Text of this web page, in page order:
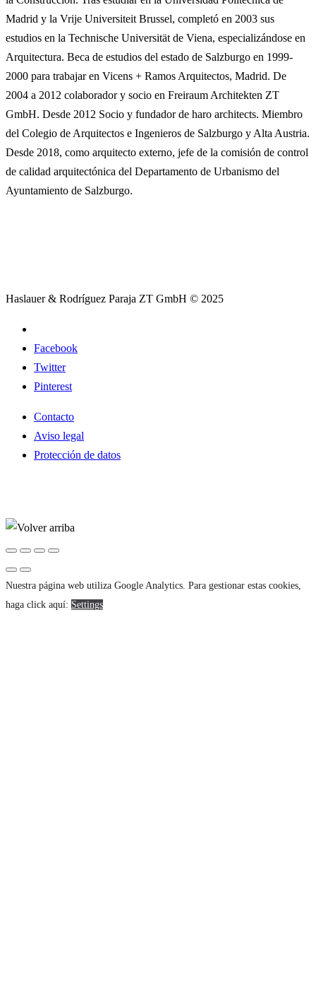
Madrid y la Vrije Universiteit Brussel, completó en 2003 sus
estudios en la Technische Universität de Viena, especializándose en
Arquitectura. Beca de estudios del estado de Salzburgo en 1999-
2000 para trabajar en Vicens + Ramos Arquitectos, Madrid. De
2004 a 2012 colaborador y socio en Freiraum Architekten ZT
GmbH. Desde 2012 Socio y fundador de haro architects. Miembro
del Colegio de Arquitectos e Ingenieros de Salzburgo y Alta Austria.
Desde 2018, como arquitecto externo, jefe de la comisión de control
de calidad arquitectónica del Departamento de Urbanismo del
Ayuntamiento de Salzburgo.
Haslauer & Rodríguez Paraja ZT GmbH © 2025
Facebook
Twitter
Pinterest
Contacto
Aviso legal
Protección de datos
Nuestra página web utiliza Google Analytics. Para gestionar estas cookies,
haga click aquí: Settings